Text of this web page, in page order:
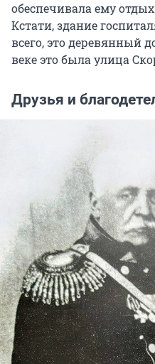
обеспечивала ему
Кстати, здание
всего, это деревянный
веке это была улица
Друзья и